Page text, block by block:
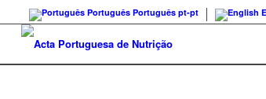
Português Português pt-pt